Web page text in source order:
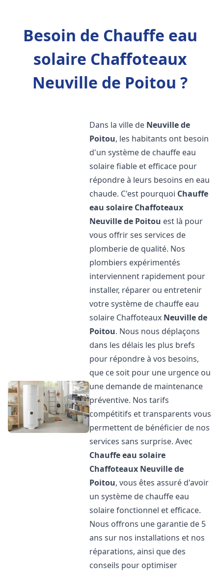
Besoin de Chauffe eau
solaire Chaffoteaux
Neuville de Poitou ?
Dans la ville de Neuville de
Poitou, les habitants ont besoin
d'un système de chauffe eau
solaire fiable et efficace pour
répondre à leurs besoins en eau
chaude. C'est pourquoi Chauffe
eau solaire Chaffoteaux
Neuville de Poitou est là pour
vous offrir ses services de
plomberie de qualité. Nos
plombiers expérimentés
interviennent rapidement pour
installer, réparer ou entretenir
votre système de chauffe eau
solaire Chaffoteaux Neuville de
Poitou. Nous nous déplaçons
dans les délais les plus brefs
pour répondre à vos besoins,
que ce soit pour une urgence ou
une demande de maintenance
préventive. Nos tarifs
compétitifs et transparents vous
permettent de bénéficier de nos
services sans surprise. Avec
Chauffe eau solaire
Chaffoteaux Neuville de
Poitou, vous êtes assuré d'avoir
un système de chauffe eau
solaire fonctionnel et efficace.
Nous offrons une garantie de 5
ans sur nos installations et nos
réparations, ainsi que des
conseils pour optimiser